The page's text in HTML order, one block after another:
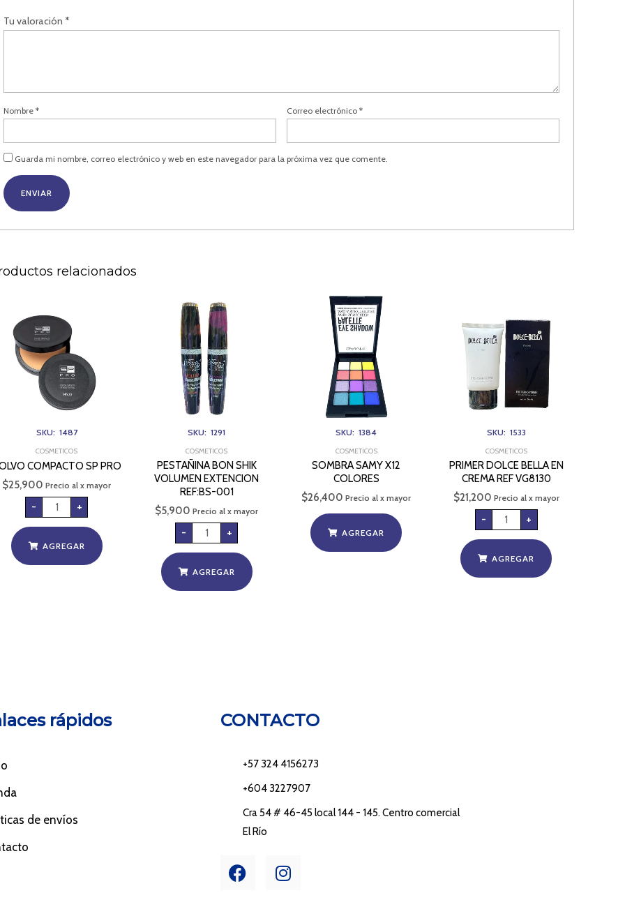
Tu valoración*
Nombre* Correo electrónico*
Guarda mi nombre, correo electrónico y web en este navegador para la próxima vez que comente.
relacionados
SKU: 1487
COSMETICOS
COMPACTO SP PRO
$25,900 Precio al x mayor
-
PRO
cantidad
+
AGREGAR
SKU: 1291
COSMETICOS
PESTAÑINA BON SHIK
VOLUMEN EXTENCION
REF:BS-001
$5,900 Precio al x mayor
-
BON
SHIK
VOLUMEN
EXTENCION
REF:BS-
001
cantidad
+
AGREGAR
SKU: 1384
COSMETICOS
SOMBRA SAMY X12
COLORES
$26,400 Precio al x mayor
AGREGAR
SKU: 1533
COSMETICOS
PRIMER DOLCE BELLA EN
CREMA REF VG8130
$21,200 Precio al x mayor
-
CREMA
REF
VG8130
+
AGREGAR
rápidos
de envíos
CONTACTO
+57 324 4156273
+604 3227907
Cra 54 # 46-45 local 144 - 145. Centro comercial
El Río
F
a
I
n